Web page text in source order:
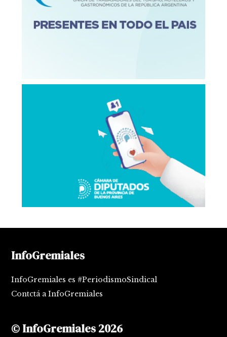
InfoGremiales
InfoGremiales es #PeriodismoSindical
Contctá a InfoGremiales
© InfoGremiales 2026